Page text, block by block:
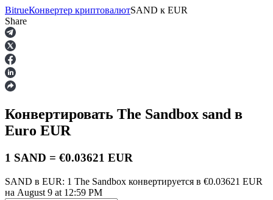
Фьючерсы
USDT-фьючерсы
BitrueКонвертер криптовалютSAND к EUR
Share
Конвертировать The Sandbox sand в
Euro EUR
1 SAND = €0.03621 EUR
SAND в EUR: 1 The Sandbox конвертируется в €0.03621 EUR
на August 9 at 12:59 PM